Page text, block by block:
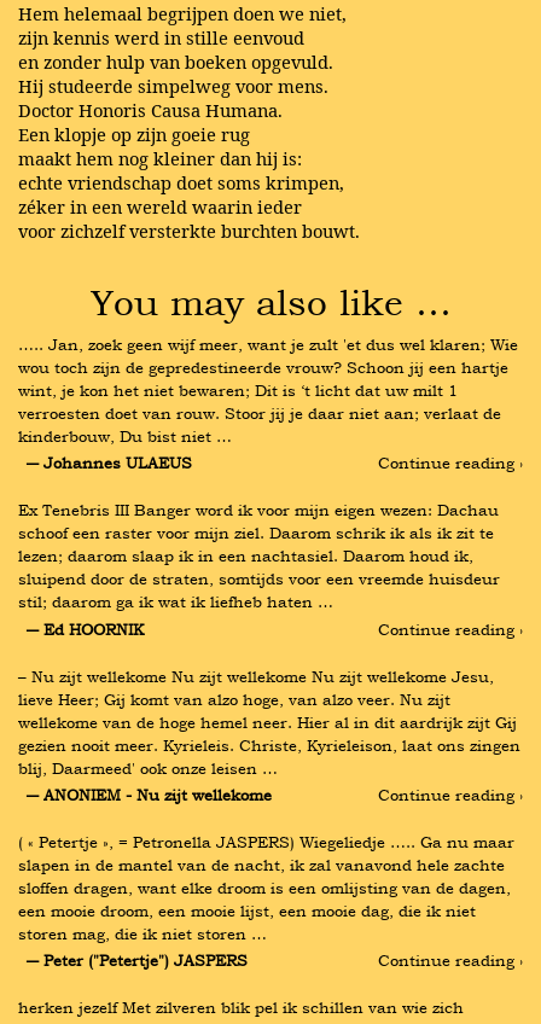
Hem helemaal begrijpen doen we niet,
zijn kennis werd in stille eenvoud
en zonder hulp van boeken opgevuld.
Hij studeerde simpelweg voor mens.
Doctor Honoris Causa Humana.
Een klopje op zijn goeie rug
maakt hem nog kleiner dan hij is:
echte vriendschap doet soms krimpen,
zéker in een wereld waarin ieder
voor zichzelf versterkte burchten bouwt.
You may also like …
….. Jan, zoek geen wijf meer, want je zult 'et dus wel klaren; Wie
wou toch zijn de gepredestineerde vrouw? Schoon jij een hartje
wint, je kon het niet bewaren; Dit is ‘t licht dat uw milt 1
verroesten doet van rouw. Stoor jij je daar niet aan; verlaat de
kinderbouw, Du bist niet …
― Johannes ULAEUS
Continue reading ›
Ex Tenebris III Banger word ik voor mijn eigen wezen: Dachau
schoof een raster voor mijn ziel. Daarom schrik ik als ik zit te
lezen; daarom slaap ik in een nachtasiel. Daarom houd ik,
sluipend door de straten, somtijds voor een vreemde huisdeur
stil; daarom ga ik wat ik liefheb haten …
― Ed HOORNIK
Continue reading ›
– Nu zijt wellekome Nu zijt wellekome Nu zijt wellekome Jesu,
lieve Heer; Gij komt van alzo hoge, van alzo veer. Nu zijt
wellekome van de hoge hemel neer. Hier al in dit aardrijk zijt Gij
gezien nooit meer. Kyrieleis. Christe, Kyrieleison, laat ons zingen
blij, Daarmeed' ook onze leisen …
― ANONIEM - Nu zijt wellekome
Continue reading ›
( « Petertje », = Petronella JASPERS) Wiegeliedje ….. Ga nu maar
slapen in de mantel van de nacht, ik zal vanavond hele zachte
sloffen dragen, want elke droom is een omlijsting van de dagen,
een mooie droom, een mooie lijst, een mooie dag, die ik niet
storen mag, die ik niet storen …
― Peter ("Petertje") JASPERS
Continue reading ›
herken jezelf Met zilveren blik pel ik schillen van wie zich